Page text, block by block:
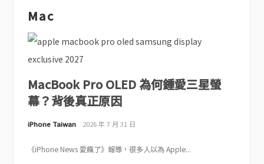
Mac
MacBook Pro OLED 為何鍾愛三星螢
幕？背後真正原因
iPhone Taiwan 2026 年 7 月 31 日
《iPhone News 愛瘋了》報導，很多人以為 Apple...